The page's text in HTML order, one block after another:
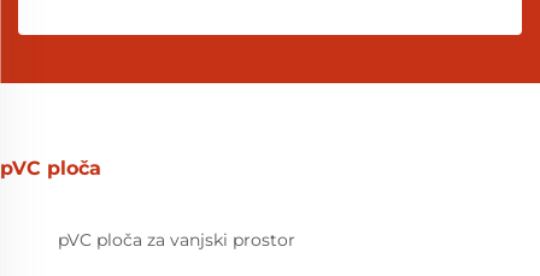
pVC ploča
pVC ploča za vanjski prostor